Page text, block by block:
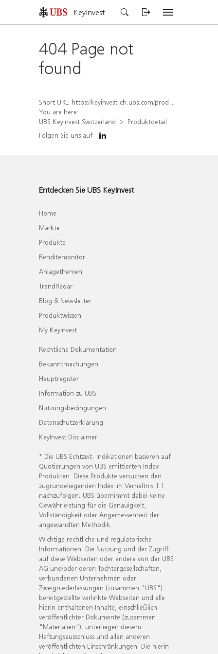
KeyInvest
404 Page not
found
Short URL: https://keyinvest-ch.ubs.com/produkt/detail/index/isin/CH1578795465
You are here:
UBS KeyInvest Switzerland
Produktdetail
Folgen Sie uns auf
Entdecken Sie UBS KeyInvest
Home
Märkte
Produkte
Renditemonitor
Anlagethemen
TrendRadar
Blog & Newsletter
Produktwissen
My KeyInvest
Rechtliche Dokumentation
Bekanntmachungen
Hauptregister
Information zu UBS
Nutzungsbedingungen
Datenschutzerklärung
KeyInvest Disclaimer
* Die UBS Echtzeit- Indikationen basieren auf
Quotierungen von UBS emittierten Index-
Produkten. Diese Produkte versuchen den
zugrundeliegenden Index im Verhältnis 1:1
nachzufolgen. UBS übernimmt dabei keine
Gewährleistung für die Genauigkeit,
Vollständigkeit oder Angemessenheit der
angewandten Methodik.
Wichtige rechtliche und regulatorische
Informationen. Die Nutzung und der Zugriff
auf diese Webseiten oder andere von der UBS
AG und/oder deren Tochtergesellschaften,
verbundenen Unternehmen oder
Zweigniederlassungen (zusammen "UBS")
bereitgestellte verlinkte Webseiten und alle
hierin enthaltenen Inhalte, einschließlich
veröffentlichter Dokumente (zusammen
"Materialien"), unterliegen diesem
Haftungsausschluss und allen anderen
veröffentlichten Einschränkungen. Die hierin